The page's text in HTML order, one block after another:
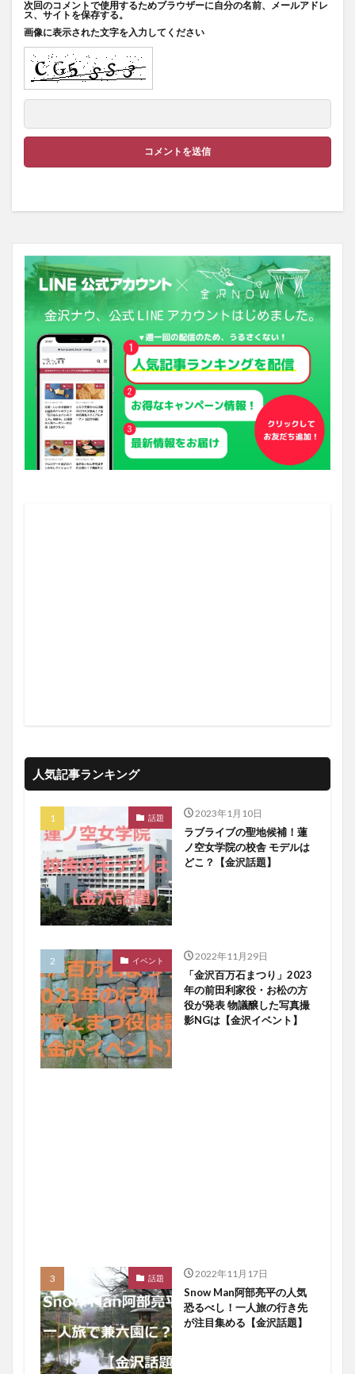
次回のコメントで使用するためブラウザーに自分の名前、メールアドレ
ス、サイトを保存する。
画像に表示された文字を入力してください
人気記事ランキング
話題 2023年1月10日
ラブライブの聖地候補！蓮
ノ空女学院の校舎 モデルは
どこ？【金沢話題】
イベント 2022年11月29日
「金沢百万石まつり」2023
年の前田利家役・お松の方
役が発表 物議醸した写真撮
影NGは【金沢イベント】
話題 2022年11月17日
Snow Man阿部亮平の人気
恐るべし！一人旅の行き先
が注目集める【金沢話題】